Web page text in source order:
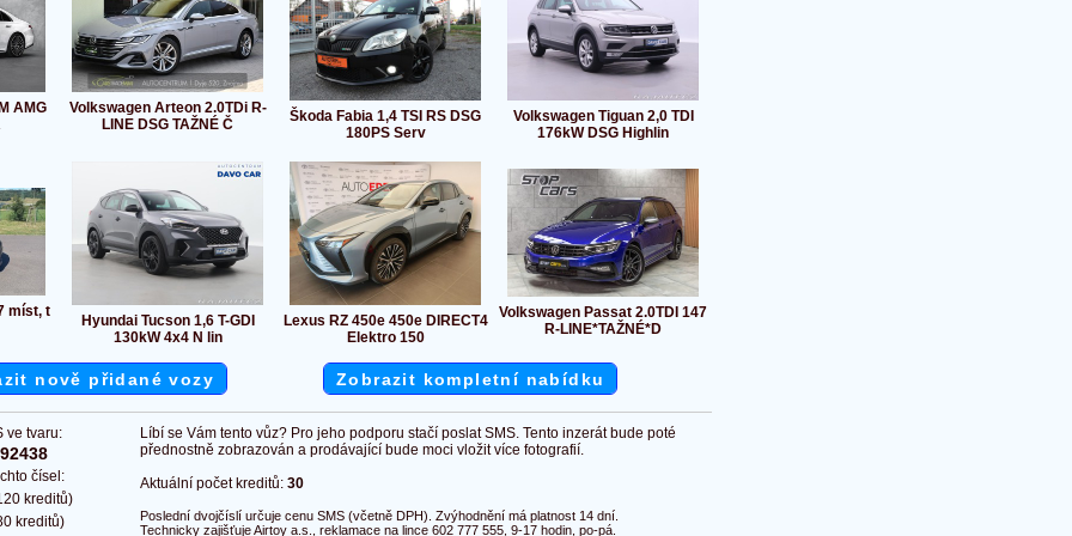
AMG
Volkswagen Arteon 2.0TDi R-
LINE DSG TAŽNÉ Č
Škoda Fabia 1,4 TSI RS DSG
180PS Serv
Volkswagen Tiguan 2,0 TDI
176kW DSG Highlin
míst, t
Hyundai Tucson 1,6 T-GDI
130kW 4x4 N lin
Lexus RZ 450e 450e DIRECT4
Elektro 150
Volkswagen Passat 2.0TDI 147
R-LINE*TAŽNÉ*D
nově přidané vozy Zobrazit kompletní nabídku
ve tvaru:
čísel:
kreditů)
kreditů)
Líbí se Vám tento vůz? Pro jeho podporu stačí poslat SMS. Tento inzerát bude poté
přednostně zobrazován a prodávající bude moci vložit více fotografií.
Aktuální počet kreditů: 30
Poslední dvojčíslí určuje cenu SMS (včetně DPH). Zvýhodnění má platnost 14 dní.
Technicky zajišťuje Airtoy a.s., reklamace na lince 602 777 555, 9-17 hodin, po-pá.